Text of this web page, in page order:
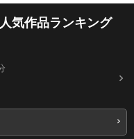
気作品ランキング